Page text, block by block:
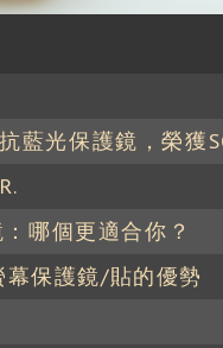
藍光保護鏡，榮獲
哪個更適合你？
保護鏡/貼的優勢